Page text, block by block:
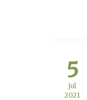
5
jul
2021